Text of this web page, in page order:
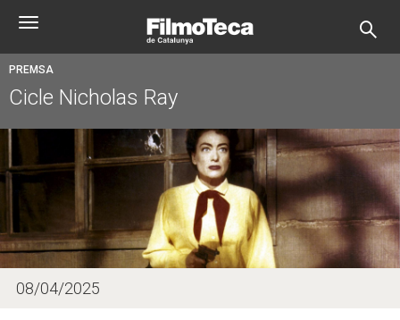
content
Toggle
PREMSA
Cicle Nicholas Ray
08/04/2025